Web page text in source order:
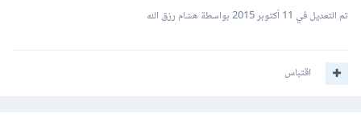
تم التعديل في 11 أكتوبر 2015 بواسطة هشام رزق الله
اقتباس